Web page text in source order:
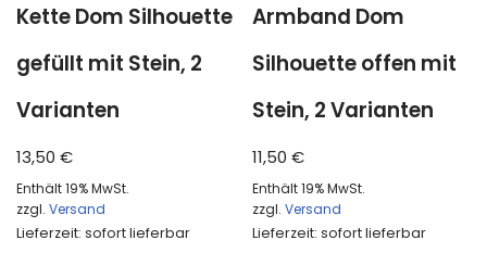
Kette Dom Silhouette
gefüllt mit Stein, 2
Varianten
13,50 €
Enthält 19% MwSt.
zzgl. Versand
Lieferzeit: sofort lieferbar
Armband Dom
Silhouette offen mit
Stein, 2 Varianten
11,50€
Enthält 19% MwSt.
zzgl.Versand
Lieferzeit: sofort lieferbar